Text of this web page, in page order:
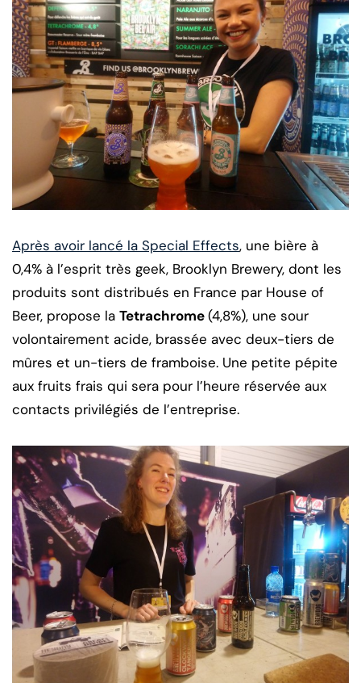
Après avoir lancé la Special Effects, une bière à
0,4% à l’esprit très geek, Brooklyn Brewery, dont les
produits sont distribués en France par House of
Beer, propose la Tetrachrome(4,8%), une sour
volontairement acide, brassée avec deux-tiers de
mûres et un-tiers de framboise. Une petite pépite
aux fruits frais qui sera pour l’heure réservée aux
contacts privilégiés de l’entreprise.